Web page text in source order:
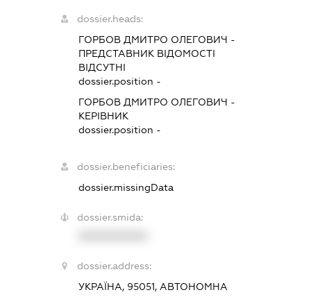
dossier.heads:
ГОРБОВ ДМИТРО ОЛЕГОВИЧ -
ПРЕДСТАВНИК ВІДОМОСТІ
ВІДСУТНІ
dossier.position -
ГОРБОВ ДМИТРО ОЛЕГОВИЧ -
КЕРІВНИК
dossier.position -
dossier.beneficiaries:
dossier.missingData
dossier.smida:
dossier.address:
УКРАЇНА, 95051, АВТОНОМНА